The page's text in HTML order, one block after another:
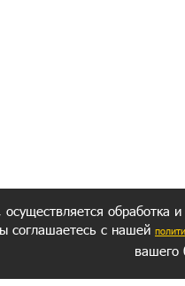
обработка
соглашаетесь с нашей
вашего